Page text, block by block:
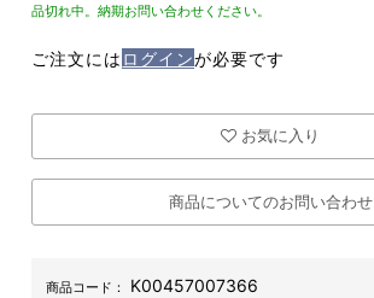
品切れ中。納期お問い合わせください。
ご注文には ログインが必要です
お気に入り
商品についてのお問い合わせ
商品コード： K00457007366